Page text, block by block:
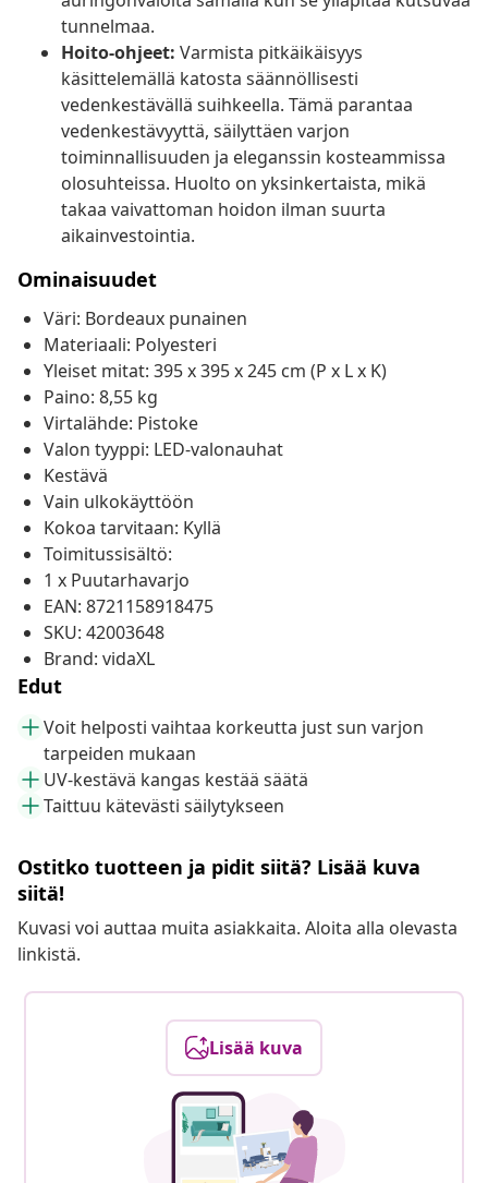
tunnelmaa.
Hoito-ohjeet: Varmista pitkäikäisyys
käsittelemällä katosta säännöllisesti
vedenkestävällä suihkeella. Tämä parantaa
vedenkestävyyttä, säilyttäen varjon
toiminnallisuuden ja eleganssin kosteammissa
olosuhteissa. Huolto on yksinkertaista, mikä
takaa vaivattoman hoidon ilman suurta
aikainvestointia.
Ominaisuudet
Väri: Bordeaux punainen
Materiaali: Polyesteri
Yleiset mitat: 395 x 395 x 245 cm (P x L x K)
Paino: 8,55 kg
Virtalähde: Pistoke
Valon tyyppi: LED-valonauhat
Kestävä
Vain ulkokäyttöön
Kokoa tarvitaan: Kyllä
Toimitussisältö:
1 x Puutarhavarjo
EAN: 8721158918475
SKU: 42003648
Brand: vidaXL
Edut
Voit helposti vaihtaa korkeutta just sun varjon
tarpeiden mukaan
UV-kestävä kangas kestää säätä
Taittuu kätevästi säilytykseen
Ostitko tuotteen ja pidit siitä? Lisää kuva
siitä!
Kuvasi voi auttaa muita asiakkaita. Aloita alla olevasta
linkistä.
Lisää kuva